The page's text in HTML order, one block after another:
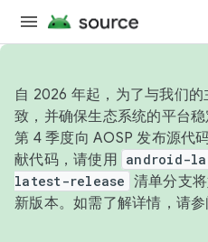
自 2026 年起，为了与我们
致，并确保生态系统的平台
第 4 季度向 AOSP 发布源代
献代码，请使用 android-
latest-release 清单分支
新版本。如需了解详情，请参